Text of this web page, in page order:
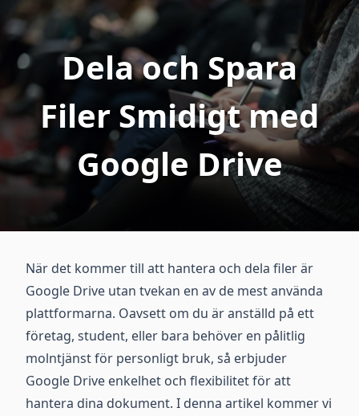
Dela och Spara
Filer Smidigt med
Google Drive
När det kommer till att hantera och dela filer är
Google Drive utan tvekan en av de mest använda
plattformarna. Oavsett om du är anställd på ett
företag, student, eller bara behöver en pålitlig
molntjänst för personligt bruk, så erbjuder
Google Drive enkelhet och flexibilitet för att
hantera dina dokument. I denna artikel kommer vi